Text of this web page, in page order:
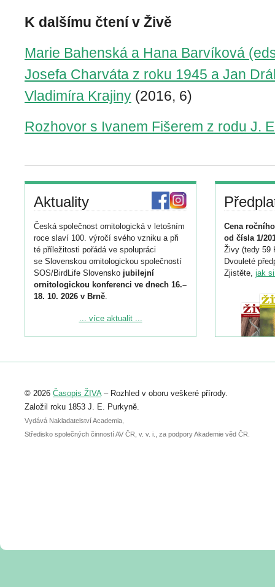
K dalšímu čtení v Živě
Marie Bahenská a Hana Barvíková
Josefa Charváta z roku 1945 a Jan
Vladimíra Krajiny (2016, 6)
Rozhovor s Ivanem Fišerem z rodu J.
Aktuality
Česká společnost ornitologická v letošním
roce slaví 100. výročí svého vzniku a při
té příležitosti pořádá ve spolupráci
se Slovenskou ornitologickou společností
SOS/BirdLife Slovensko jubilejní
ornitologickou konferenci ve dnech 16.–
18. 10. 2026 v Brně.
Podrobnější informace ke konferenci
Registrovat se můžete do 6. září.
abstraktu přihlášené přednášky nebo
posteru je už 30. června.
... více aktualit ...
Cena
od čísla 1/
Živy (tedy 59
Dvouleté
Zjistěte, jak
© 2026 Časopis ŽIVA– Rozhled v oboru veškeré přírody.
Založil roku 1853 J. E. Purkyně.
Vydává Nakladatelství Academia,
Středisko společných činností AV ČR, v. v. i., za podpory Akademie věd ČR.